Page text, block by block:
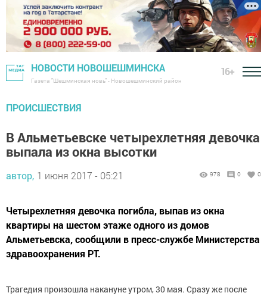
НОВОСТИ НОВОШЕШМИНСКА
Газета "Шешминская новь" - Новошешминский район
16+
ПРОИСШЕСТВИЯ
В Альметьевске четырехлетняя девочка
выпала из окна высотки
автор, 1 июня 2017 - 05:21 978 0 0
Четырехлетняя девочка погибла, выпав из окна
квартиры на шестом этаже одного из домов
Альметьевска, сообщили в пресс-службе Министерства
здравоохранения РТ.
Трагедия произошла накануне утром, 30 мая. Сразу же после